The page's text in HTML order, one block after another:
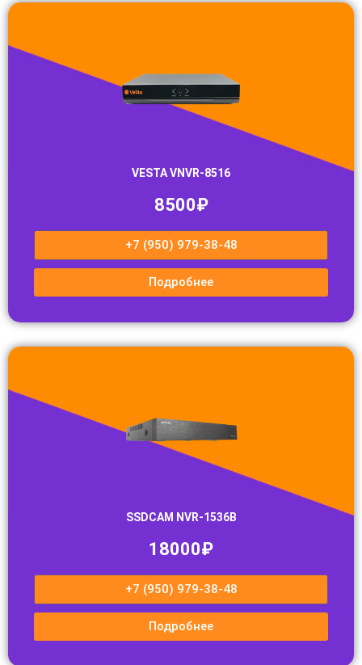
VESTA VNVR-8516
8500₽
+7 (950) 979-38-48
Подробнее
SSDCAM NVR-1536B
18000₽
+7 (950) 979-38-48
Подробнее